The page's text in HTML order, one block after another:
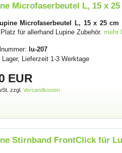
Microfaserbeutel L, 15 x
Microfaserbeutel L, 15 x 25 cm
für allerhand Lupine Zubehör. mehr
lu-207
Lager, Lieferzeit 1-3 Werktage
EUR
zzgl.Versandkosten
Stirnband FrontClick für